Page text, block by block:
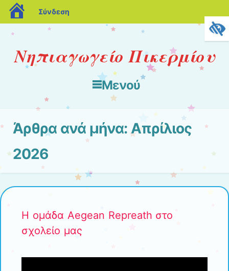
blogs.sch.gr
Σύνδεση
Νηπιαγωγείο Πικερμίου
Μενού
Μετάβαση στο περιεχόμενο
Άρθρα ανά μήνα: Απρίλιος
2026
Η ομάδα Aegean Repreath στο
σχολείο μας